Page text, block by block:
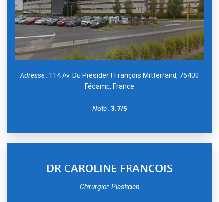
Adresse : 114 Av. Du Président François Mitterrand, 76400
Fécamp, France
Note : 3.7/5
DR CAROLINE FRANCOIS
Chirurgien Plasticien